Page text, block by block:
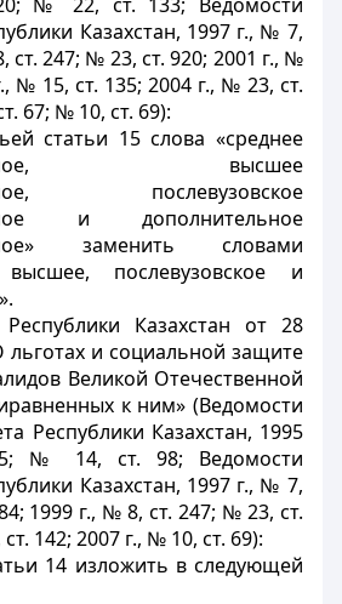
Казахстан, 1997 г., № 7,
ст. 247; № 23, ст. 920; 2001 г., №
№ 15, ст. 135; 2004 г., № 23, ст.
67; № 10, ст. 69):
статьи 15 слова «среднее
высшее
послевузовское
и дополнительное
заменить словами
высшее, послевузовское и
Республики Казахстан от 28
льготах и социальной защите
Великой Отечественной
к ним» (Ведомости
Республики Казахстан, 1995
№ 14, ст. 98; Ведомости
Казахстан, 1997 г., № 7,
1999 г., № 8, ст. 247; № 23, ст.
142; 2007 г., № 10, ст. 69):
14 изложить в следующей